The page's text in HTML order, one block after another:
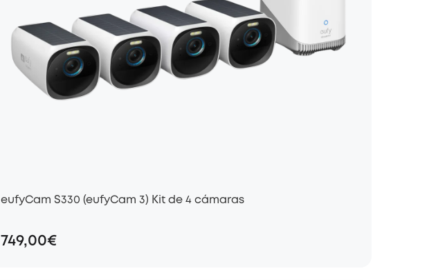
eufyCam S330 (eufyCam 3) Kit de 4 cámaras
749,00€